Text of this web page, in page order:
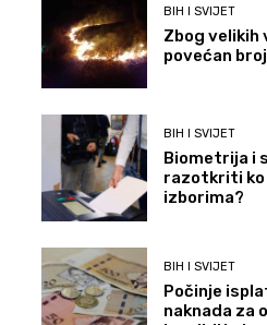
BIH I SVIJET
Zbog velikih
povećan
BIH I SVIJET
Biometrija i
razotkriti ko
izborima?
BIH I SVIJET
Počinje
naknada za